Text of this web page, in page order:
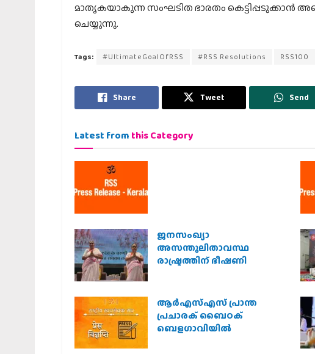
മാതൃകയാകുന്ന സംഘടിത ഭാരതം കെട്ടിപ്പടുക്കാൻ
ചെയ്യുന്നു.
Tags: #UltimateGoalOfRSS #RSS Resolutions RSS100
Share Tweet Send
Latest from this Category
ജനസംഖ്യാ
അസന്തുലിതാവസ്ഥ
രാഷ്ട്രത്തിന് ഭീഷണി
ആർഎസ്എസ് പ്രാന്ത
പ്രചാരക് ബൈഠക്
ബെളഗാവിയിൽ